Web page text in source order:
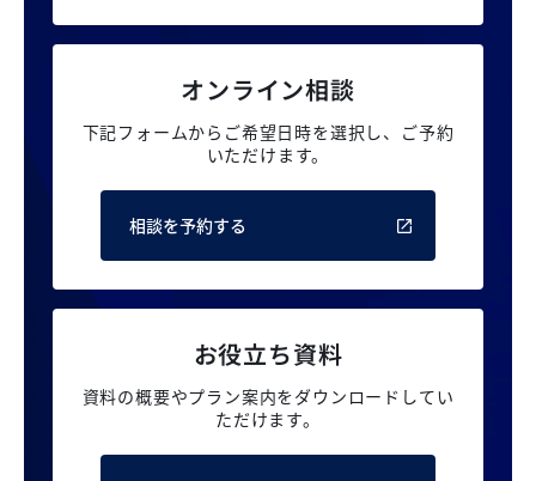
オンライン相談
下記フォームからご希望日時を選択し、 ご予約
いただけます。
相談を予約する
お役立ち資料
資料の概要やプラン案内をダウンロードしてい
ただけます。